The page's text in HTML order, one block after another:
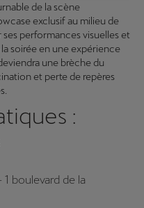
de la scène
exclusif au milieu de
performances visuelles et
soirée en une expérience
une brèche du
et perte de repères
:
1 boulevard de la